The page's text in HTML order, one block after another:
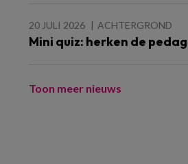
20 JULI 2026 ACHTERGROND
Mini quiz: herken de
Toon meer nieuws